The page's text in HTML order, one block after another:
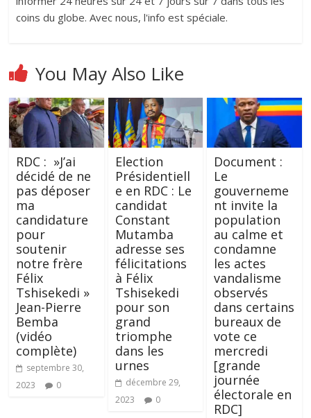
coins du globe. Avec nous, l'info est spéciale.
You May Also Like
RDC : »J’ai
décidé de ne
pas déposer
ma
candidature
pour
soutenir
notre frère
Félix
Tshisekedi »
Jean-Pierre
Bemba
(vidéo
complète)
septembre 30,
2023
0
Election
Présidentiell
e en RDC : Le
candidat
Constant
Mutamba
adresse ses
félicitations
à Félix
Tshisekedi
pour son
grand
triomphe
dans les
urnes
décembre 29,
2023
0
Document :
Le
gouverneme
nt invite la
population
au calme et
condamne
les actes
vandalisme
observés
dans certains
bureaux de
vote ce
mercredi
[grande
journée
électorale en
RDC]